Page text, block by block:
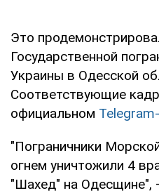
Это
Государственной
Украины в Одесской
Соответствующие
официальном
"Пограничники
огнем уничтожили 4
"Шахед" на Одесщине",